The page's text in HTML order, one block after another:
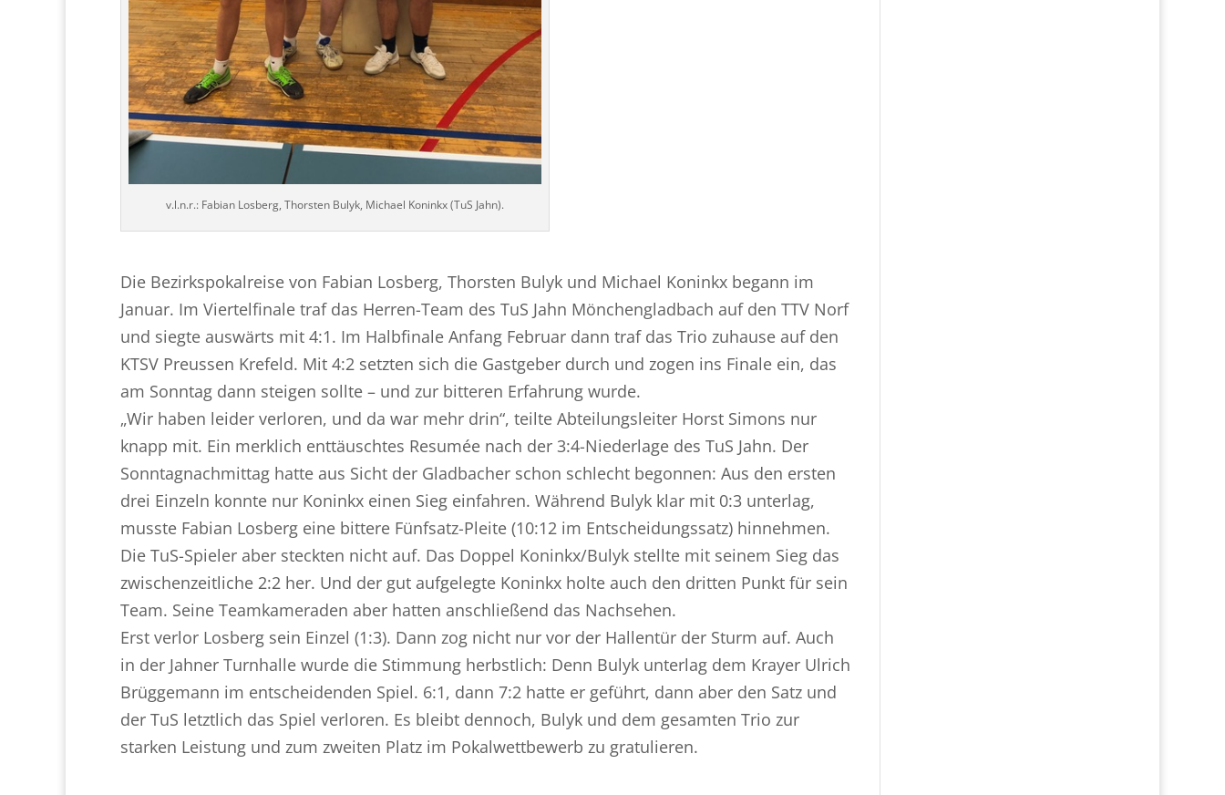
v.l.n.r.: Fabian Losberg, Thorsten Bulyk, Michael Koninkx (TuS Jahn).
Die Bezirkspokalreise von Fabian Losberg, Thorsten Bulyk und Michael Koninkx begann im
Januar. Im Viertelfinale traf das Herren-Team des TuS Jahn Mönchengladbach auf den TTV Norf
und siegte auswärts mit 4:1. Im Halbfinale Anfang Februar dann traf das Trio zuhause auf den
KTSV Preussen Krefeld. Mit 4:2 setzten sich die Gastgeber durch und zogen ins Finale ein, das
am Sonntag dann steigen sollte – und zur bitteren Erfahrung wurde.
„Wir haben leider verloren, und da war mehr drin“, teilte Abteilungsleiter Horst Simons nur
knapp mit. Ein merklich enttäuschtes Resumée nach der 3:4-Niederlage des TuS Jahn. Der
Sonntagnachmittag hatte aus Sicht der Gladbacher schon schlecht begonnen: Aus den ersten
drei Einzeln konnte nur Koninkx einen Sieg einfahren. Während Bulyk klar mit 0:3 unterlag,
musste Fabian Losberg eine bittere Fünfsatz-Pleite (10:12 im Entscheidungssatz) hinnehmen.
Die TuS-Spieler aber steckten nicht auf. Das Doppel Koninkx/Bulyk stellte mit seinem Sieg das
zwischenzeitliche 2:2 her. Und der gut aufgelegte Koninkx holte auch den dritten Punkt für sein
Team. Seine Teamkameraden aber hatten anschließend das Nachsehen.
Erst verlor Losberg sein Einzel (1:3). Dann zog nicht nur vor der Hallentür der Sturm auf. Auch
in der Jahner Turnhalle wurde die Stimmung herbstlich: Denn Bulyk unterlag dem Krayer Ulrich
Brüggemann im entscheidenden Spiel. 6:1, dann 7:2 hatte er geführt, dann aber den Satz und
der TuS letztlich das Spiel verloren. Es bleibt dennoch, Bulyk und dem gesamten Trio zur
starken Leistung und zum zweiten Platz im Pokalwettbewerb zu gratulieren.